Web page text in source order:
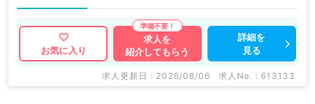
お気に入り
求人を
紹介してもらう
詳細を
見る
求人更新日 : 2026/08/06 求人No. : 613133